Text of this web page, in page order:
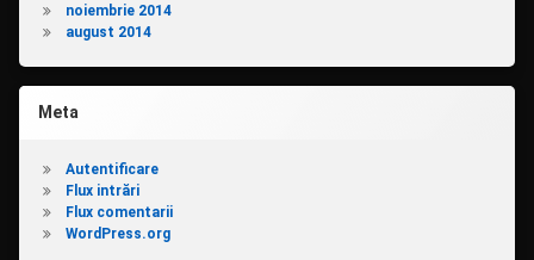
noiembrie 2014
august 2014
Meta
Autentificare
Flux intrări
Flux comentarii
WordPress.org